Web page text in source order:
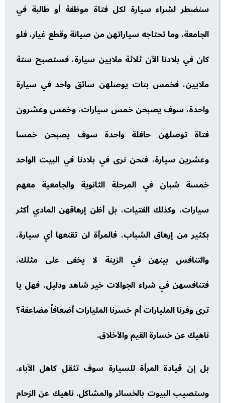
سنضطر لشراء سيارة لكل فتاة موظفة أو طالبة في
الجامعة، وما تحتاجه سياراتهن من صيانة وقطع غيار، فلو
كان في بلادنا الآن ثلاثة ملايين سيارة، فستصبح ستة
ملايين، فخمس بنات يوصلهن سائق واحد في سيارة
واحدة، سوف يصبحن خمس سيارات، وخمس وعشرون
فتاة توصلهن حافلة واحدة سوف يصبحن خمسا
وعشرين سيارة، فنحن نرى في بلادنا في البيت الواحد
خمسة شبان في المرحلة الثانوية والجامعية معهم
سيارات، وكذلك الفتيات، بل أظن إرهاقهن المادي أكثر
بكثير من إرهاق الشباب، فالمرأة لن تقنعها أي سيارة،
والتنافس بينهن في الزينة لا يخفى على مثلك،
فتنافسهن في شراء الجوالات خير شاهد ودليل، فهل يا
ترى وفرنا المليارات أم خسرنا المليارات أضعافاً مضاعفة؟
ناهيك عن خسارة القيم والأخلاق.
بل إن قيادة المرأة للسيارة سوف تثقل كاهل الآباء،
وستصيب البيوت بالخسائر والمشاكل. ناهيك عن الزحام